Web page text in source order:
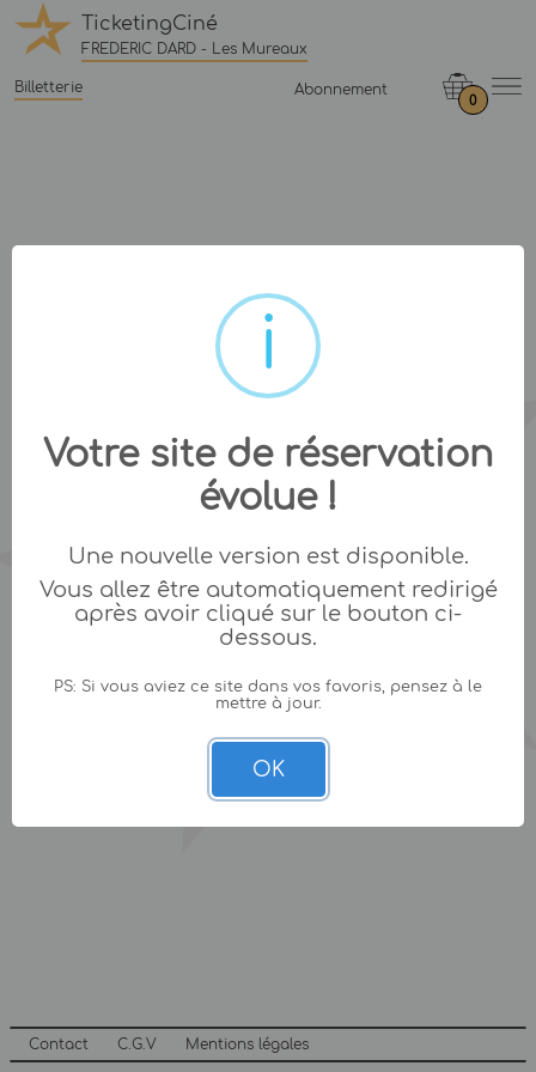
TicketingCiné
FREDERIC DARD - Les Mureaux
Billetterie Abonnement
0
Contact C.G.V Mentions légales
Votre site de réservation
évolue !
Une nouvelle version est disponible.
Vous allez être automatiquement redirigé
après avoir cliqué sur le bouton ci-
dessous.
PS: Si vous aviez ce site dans vos favoris, pensez à le
mettre à jour.
OK